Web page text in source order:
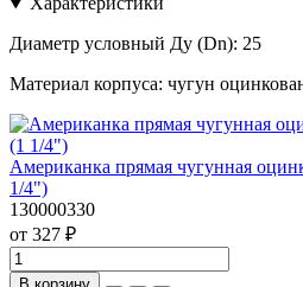
Диаметр условный Ду (Dn): 25
Материал корпуса: чугун
Американка прямая чугунная
1/4")
130000330
от 327 ₽